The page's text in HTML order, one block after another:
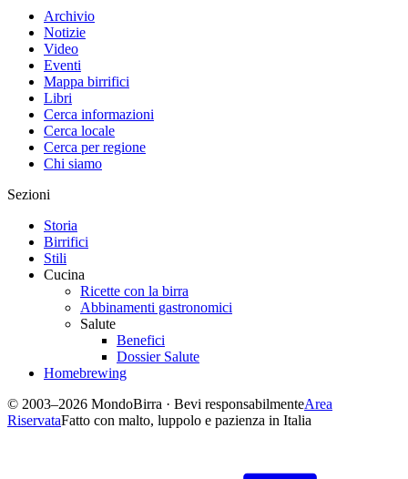
Archivio
Notizie
Video
Eventi
Mappa birrifici
Libri
Cerca informazioni
Cerca locale
Cerca per regione
Chi siamo
Sezioni
Storia
Birrifici
Stili
Cucina
Ricette con la birra
Abbinamenti gastronomici
Salute
Benefici
Dossier Salute
Homebrewing
© 2003–2026 MondoBirra · Bevi responsabilmenteArea
RiservataFatto con malto, luppolo e pazienza in Italia